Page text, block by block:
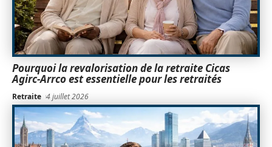
Pourquoi la revalorisation de la retraite Cicas
Agirc-Arrco est essentielle pour les retraités
Retraite 4 juillet 2026